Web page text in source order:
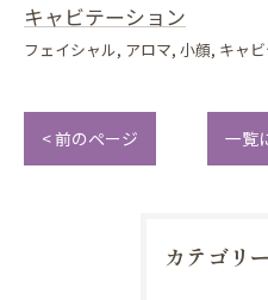
キャビテーション
フェイシャル アロマ 小顔 キャ
< 前のページ 一覧
カテゴリー